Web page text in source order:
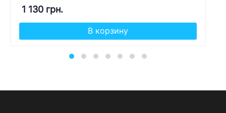
1 130 грн.
В корзину